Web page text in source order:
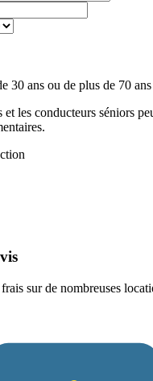
30 ans ou de plus de 70 ans
et les conducteurs séniors
sur de nombreuses